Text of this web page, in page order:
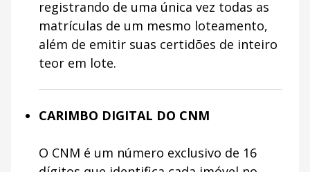
registrando de uma única vez todas as
matrículas de um mesmo loteamento,
além de emitir suas certidões de inteiro
teor em lote.
CARIMBO DIGITAL DO CNM
O CNM é um número exclusivo de 16